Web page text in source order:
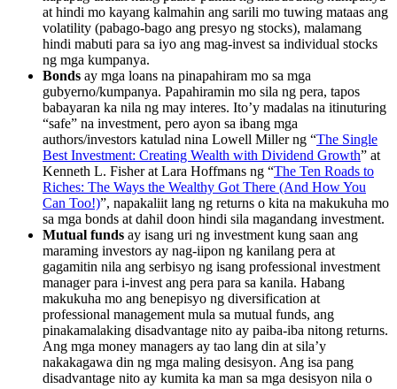
at hindi mo kayang kalmahin ang sarili mo tuwing mataas ang
volatility (pabago-bago ang presyo ng stocks), malamang
hindi mabuti para sa iyo ang mag-invest sa individual stocks
ng mga kumpanya.
Bonds ay mga loans na pinapahiram mo sa mga
gubyerno/kumpanya. Papahiramin mo sila ng pera, tapos
babayaran ka nila ng may interes. Ito’y madalas na itinuturing
“safe” na investment, pero ayon sa ibang mga
authors/investors katulad nina Lowell Miller ng “The Single
Best Investment: Creating Wealth with Dividend Growth” at
Kenneth L. Fisher at Lara Hoffmans ng “The Ten Roads to
Riches: The Ways the Wealthy Got There (And How You
Can Too!)”, napakaliit lang ng returns o kita na makukuha mo
sa mga bonds at dahil doon hindi sila magandang investment.
Mutual funds ay isang uri ng investment kung saan ang
maraming investors ay nag-iipon ng kanilang pera at
gagamitin nila ang serbisyo ng isang professional investment
manager para i-invest ang pera para sa kanila. Habang
makukuha mo ang benepisyo ng diversification at
professional management mula sa mutual funds, ang
pinakamalaking disadvantage nito ay paiba-iba nitong returns.
Ang mga money managers ay tao lang din at sila’y
nakakagawa din ng mga maling desisyon. Ang isa pang
disadvantage nito ay kumita ka man sa mga desisyon nila o